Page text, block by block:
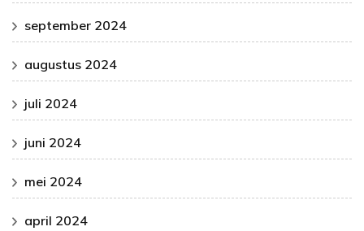
september 2024
augustus 2024
juli 2024
juni 2024
mei 2024
april 2024